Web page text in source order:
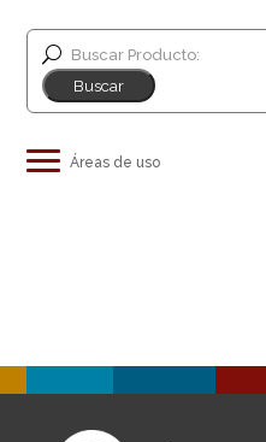
Buscar Producto: